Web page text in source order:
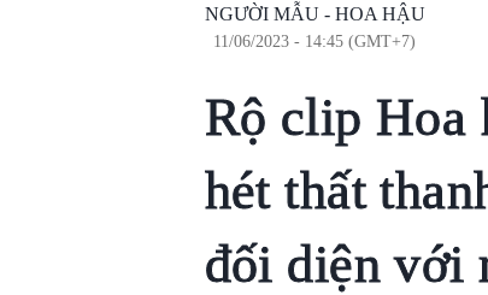
NGƯỜI MẪU - HOA HẬU
11/06/2023 - 14:45 (GMT+7)
Rộ clip Hoa
hét thất
đối diện với